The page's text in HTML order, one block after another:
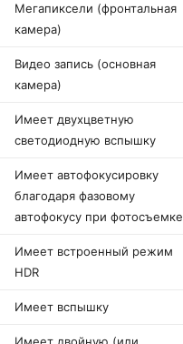
Мегапиксели (фронтальная
камера)
Видео запись (основная
камера)
Имеет двухцветную
светодиодную вспышку
Имеет автофокусировку
благодаря фазовому
автофокусу при фотосъемке
Имеет встроенный режим
HDR
Имеет вспышку